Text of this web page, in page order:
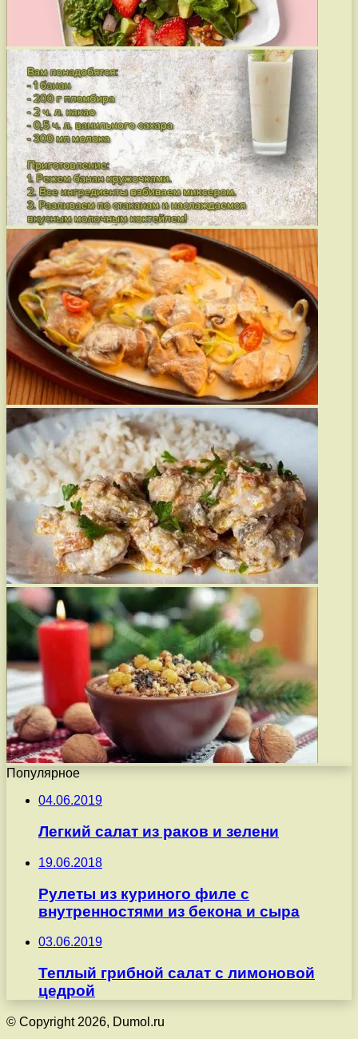
Популярное
04.06.2019
Легкий салат из раков и зелени
19.06.2018
Рулеты из куриного филе с
внутренностями из бекона и сыра
03.06.2019
Теплый грибной салат с лимоновой
цедрой
© Copyright 2026, Dumol.ru